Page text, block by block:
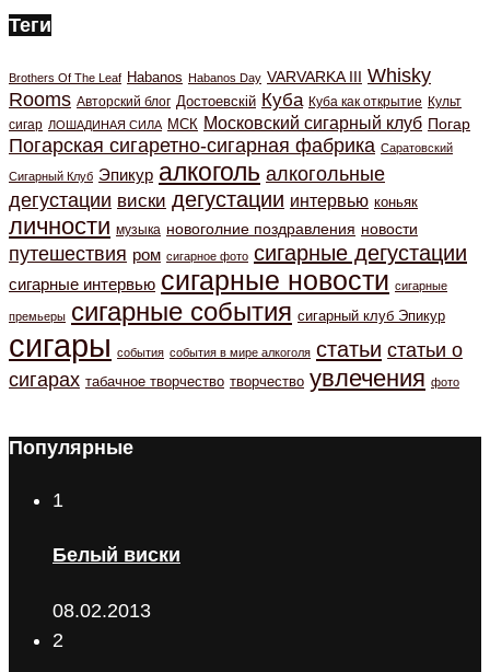
Теги
Brothers Of The Leaf Habanos Habanos Day VARVARKA III Whisky
Rooms Авторский блог Достоевскiй Куба Куба как открытие Культ
сигар ЛОШАДИНАЯ СИЛА МСК Московский сигарный клуб Погар
Погарская сигаретно-сигарная фабрика Саратовский
Сигарный Клуб Эпикур алкоголь алкогольные
дегустации виски дегустации интервью коньяк
личности музыка новоголние поздравления новости
путешествия ром сигарное фото сигарные дегустации
сигарные интервью сигарные новости сигарные
премьеры сигарные события сигарный клуб Эпикур
сигары события события в мире алкоголя статьи статьи о
сигарах табачное творчество творчество увлечения фото
Популярные
1
Белый виски
08.02.2013
2